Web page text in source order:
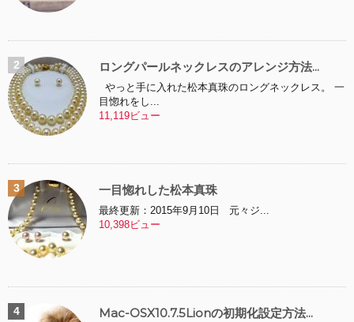
ロングパールネックレスのアレンジ方法...
やっと手に入れた松本真珠のロングネックレス。 一
目惚れをし...
11,119ビュー
一目惚れした松本真珠
最終更新：2015年9月10日 元々ジ...
10,398ビュー
Mac-OSX10.7.5Lionの初期化設定方法...